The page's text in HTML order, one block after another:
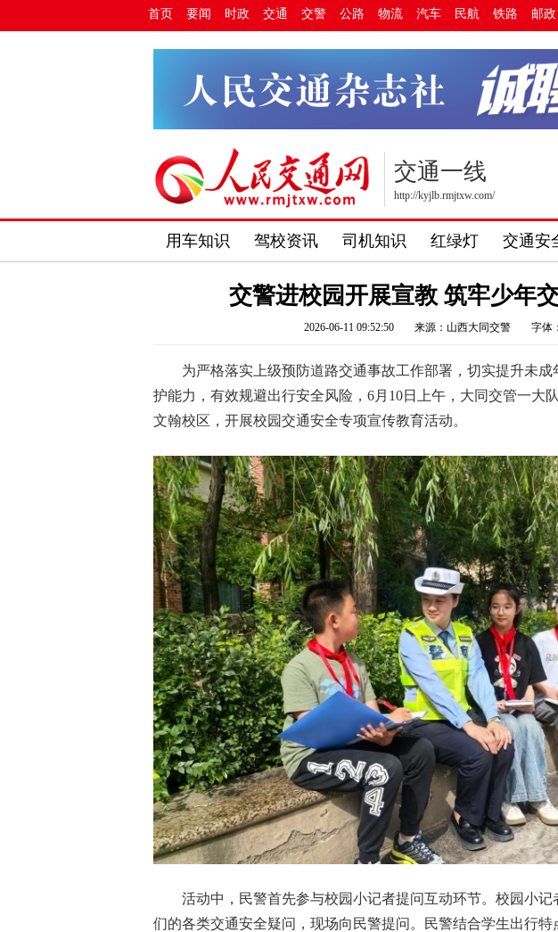
首页 要闻 时政 交通 交警 公路 物流 汽车 民航 铁路 邮政
交通一线
http://kyjlb.rmjtxw.com/
用车知识 驾校资讯 司机知识 红绿灯 交通安
交警进校园开展宣教 筑牢少年
2026-06-11 09:52:50 来源：山西大同交警 字体：
为严格落实上级预防道路交通事故工作部署，切实提升未
护能力，有效规避出行安全风险，6月10日上午，大同交管一大
文翰校区，开展校园交通安全专项宣传教育活动。
活动中，民警首先参与校园小记者提问互动环节。校园小
们的各类交通安全疑问，现场向民警提问。民警结合学生出行